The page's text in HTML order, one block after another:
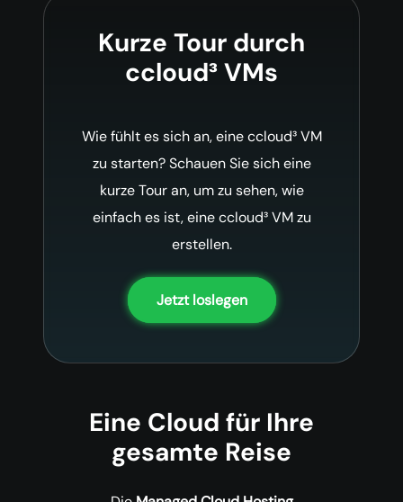
Kurze Tour durch
ccloud³ VMs
Wie fühlt es sich an, eine ccloud³ VM
zu starten? Schauen Sie sich eine
kurze Tour an, um zu sehen, wie
einfach es ist, eine ccloud³ VM zu
erstellen.
Jetzt loslegen
Eine Cloud für Ihre
gesamte Reise